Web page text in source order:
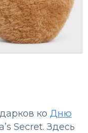
ко Дню
Secret. Здесь